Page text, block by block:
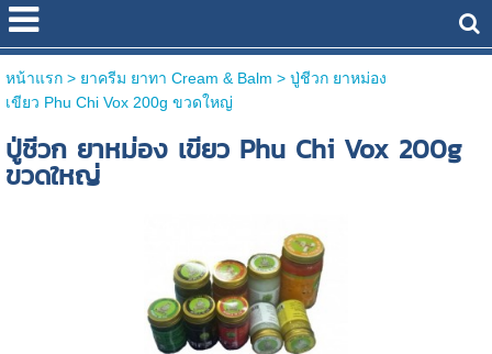
หน้าแรก> ยาครีม ยาทา Cream & Balm > ปู่ชีวก ยาหม่อง
เขียว Phu Chi Vox 200g ขวดใหญ่
ปู่ชีวก ยาหม่อง เขียว Phu Chi Vox 200g
ขวดใหญ่